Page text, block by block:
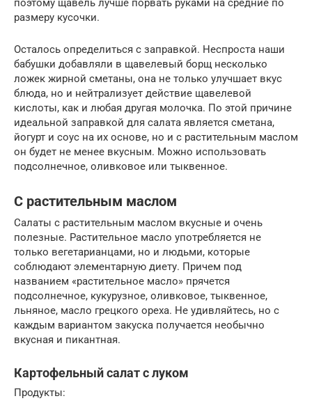
поэтому щавель лучше порвать руками на средние по
размеру кусочки.
Осталось определиться с заправкой. Неспроста наши
бабушки добавляли в щавелевый борщ несколько
ложек жирной сметаны, она не только улучшает вкус
блюда, но и нейтрализует действие щавелевой
кислоты, как и любая другая молочка. По этой причине
идеальной заправкой для салата является сметана,
йогурт и соус на их основе, но и с растительным маслом
он будет не менее вкусным. Можно использовать
подсолнечное, оливковое или тыквенное.
С растительным маслом
Салаты с растительным маслом вкусные и очень
полезные. Растительное масло употребляется не
только вегетарианцами, но и людьми, которые
соблюдают элементарную диету. Причем под
названием «растительное масло» прячется
подсолнечное, кукурузное, оливковое, тыквенное,
льняное, масло грецкого ореха. Не удивляйтесь, но с
каждым вариантом закуска получается необычно
вкусная и пикантная.
Картофельный салат с луком
Продукты: